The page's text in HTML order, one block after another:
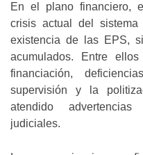
En el plano financiero,
crisis actual del
existencia de las EPS,
acumulados. Entre
financiación,
supervisión y la
atendido
judiciales.